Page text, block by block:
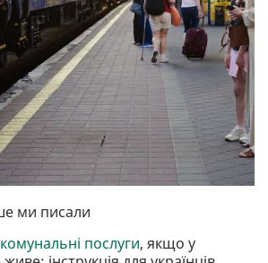
ми писали
послуги, якщо у